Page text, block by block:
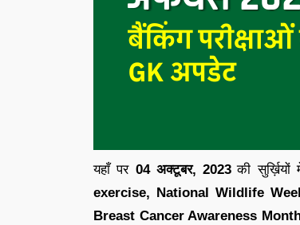
यहाँ पर04 अक्टूबर, 2023 की
exercise, National Wildlife
Breast Cancer Awareness